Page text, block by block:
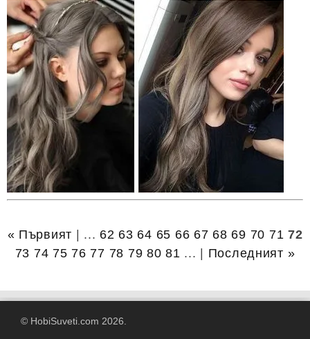
« Първият | ... 62 63 64 65 66 67 68 69 70 71 72
73 74 75 76 77 78 79 80 81 ... | Последният »
© HobiSuveti.com 2026.